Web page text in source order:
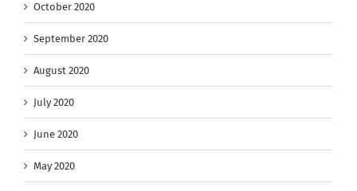
October 2020
September 2020
August 2020
July 2020
June 2020
May 2020